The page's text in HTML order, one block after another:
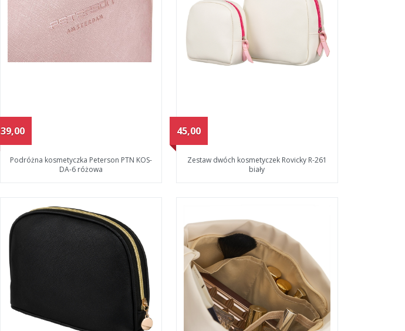
39,00
Podróżna kosmetyczka Peterson PTN KOS-
DA-6 różowa
45,00
Zestaw dwóch kosmetyczek Rovicky R-261
biały